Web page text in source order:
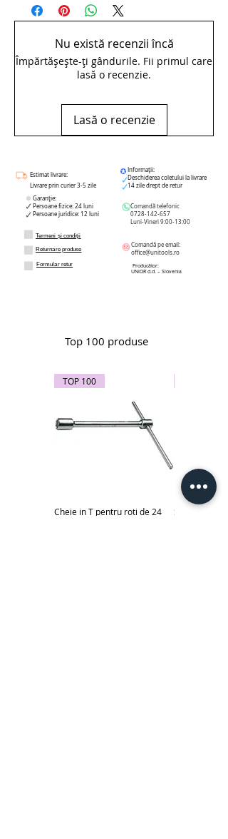
Nu există recenzii încă
Împărtășește-ți gândurile. Fii primul care
lasă o recenzie.
Lasă o recenzie
Estimat livrare:
Livrare prin curier 3-5 zile
Garanție:
Persoane fizice: 24 luni
Persoane juridice: 12 luni
Termeni și condiții
Returnare produse
Formular retur
Informații:
Deschiderea coletului la livrare
14 zile drept de retur
Comandă telefonic
0728-142-657
Luni-Vineri 9:00-13:00
Comandă pe email:
office@unitools.ro
Producător:
UNIOR d.d. – Slovenia
Top 100 produse
TOP 100
Cheie in T pentru roti de 24
Subler